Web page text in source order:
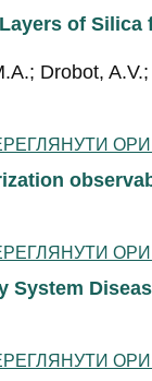
of Silica
Drobot,
System